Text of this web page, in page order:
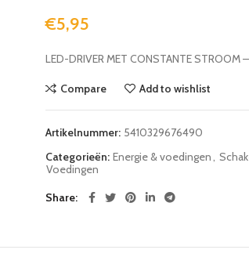
€5,95
LED-DRIVER MET CONSTANTE
Compare Add to wishlist
Artikelnummer: 5410329676490
Categorieën: Energie & voedingen,
Voedingen
Share